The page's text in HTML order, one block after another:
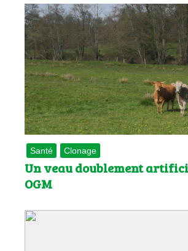
Santé Clonage
Un veau doublement
OGM